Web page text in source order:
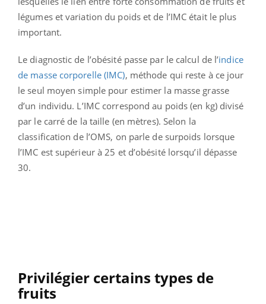
légumes et variation du poids et de l’IMC était le plus
important.
Le diagnostic de l’obésité passe par le calcul de l’indice
de masse corporelle (IMC), méthode qui reste à ce jour
le seul moyen simple pour estimer la masse grasse
d’un individu. L’IMC correspond au poids (en kg) divisé
par le carré de la taille (en mètres). Selon la
classification de l’OMS, on parle de surpoids lorsque
l’IMC est supérieur à 25 et d’obésité lorsqu’il dépasse
30.
Privilégier certains types de
fruits